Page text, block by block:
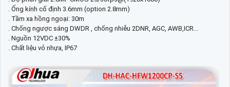
. Ống kính cố định 3.6mm (option 2.8mm)
. Tầm xa hồng ngoại: 30m
. Chống ngược sáng DWDR , chống nhiễu 2DNR, AGC, AWB,ICR...
. Nguồn 12VDC ±30%
. Chất liệu vỏ nhựa, IP67